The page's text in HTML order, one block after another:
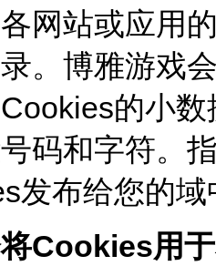
网站或应用
。博雅游戏
的小
码和字符。
发布给您的
Cookies用